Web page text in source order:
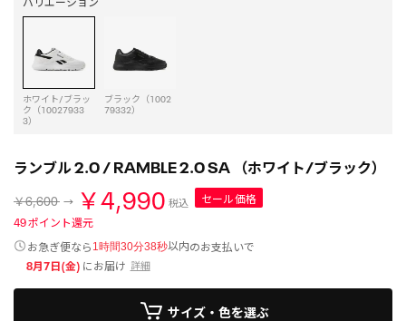
ホワイト/ブラッ
ク（10027933
3）
ブラック（1002
79332）
ランブル 2.0 / RAMBLE 2.0 SA （ホワイト/ブラック）
￥6,600 ￥4,990 税込
セール価格
49ポイント還元
お急ぎ便なら 1時間30分38秒以内のお支払いで
8月7日(金) にお届け 詳細
サイズ・色を選ぶ